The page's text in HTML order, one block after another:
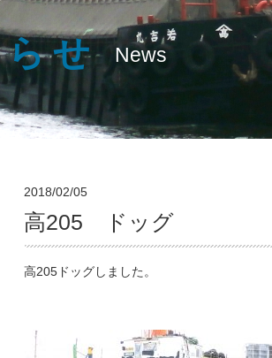
せ News
2018/02/05
高205 ドッグ
高205ドッグしました。